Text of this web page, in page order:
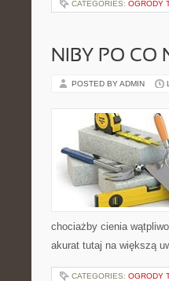
CATEGORIES: OGRODY
NIBY PO CO
POSTED BY ADMIN
chociażby cienia
akurat tutaj na większą
CATEGORIES: OGRODY